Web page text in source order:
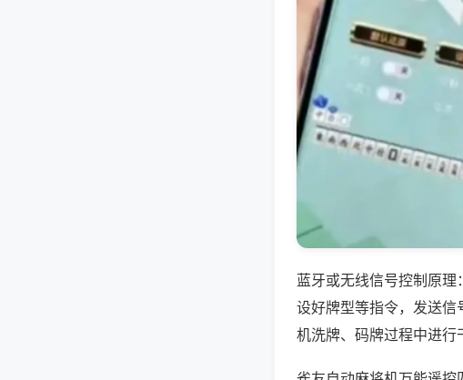
蓝牙或无线信号控制原
设好牌型等指令，发送
机洗牌、码牌过程中进行